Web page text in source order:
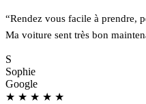
“Rendez vous facile à prendre,
Ma voiture sent très bon
S
Sophie
Google
★ ★ ★ ★ ★